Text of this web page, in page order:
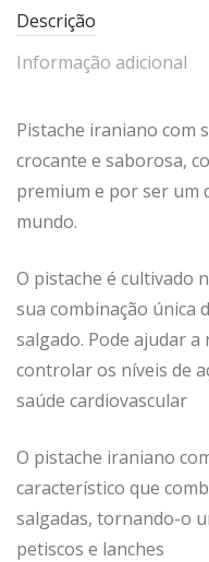
Descrição
Informação adicional
Pistache iraniano com
crocante e saborosa,
premium e por ser um
mundo.
O pistache é cultivado
sua combinação única
salgado. Pode ajudar
controlar os níveis de
saúde cardiovascular
O pistache iraniano
característico que
salgadas, tornando-o
petiscos e lanches